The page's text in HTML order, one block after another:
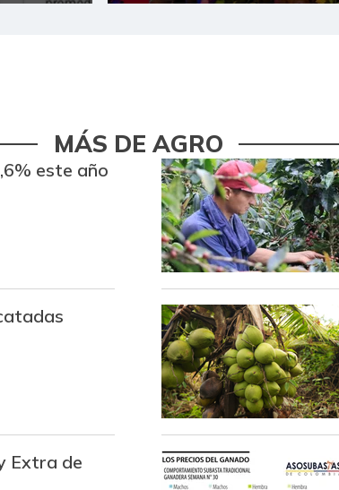
Azúcar refinada
Bagre rayado entero fresco
Banano Urabá
Banano criollo
Berenjena
Blanquillo entero fresco
Bocachico criollo fresco
Bocachico importado
MÁS DE AGRO
este año
Extra de